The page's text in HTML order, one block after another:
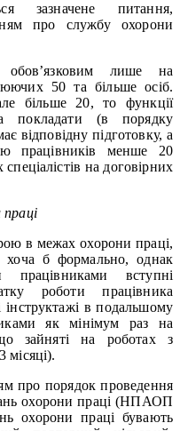
зазначене питання,
про службу охорони
лише на
50 та більше осіб.
більше 20, то функції
покладати (в порядку
відповідну підготовку, а
працівників менше 20
на договірних
в межах охорони праці,
хоча б формально, однак
працівниками вступні
роботи працівника
інструктажі в подальшому
як мінімум раз на
зайняті на роботах з
місяці).
про порядок проведення
охорони праці (НПАОП
охорони праці бувають